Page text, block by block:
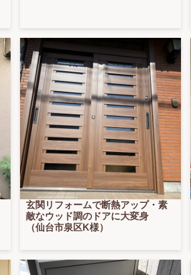
玄関リフォームで断熱アップ・素
敵なウッド調のドアに大変身
（仙台市泉区K様）